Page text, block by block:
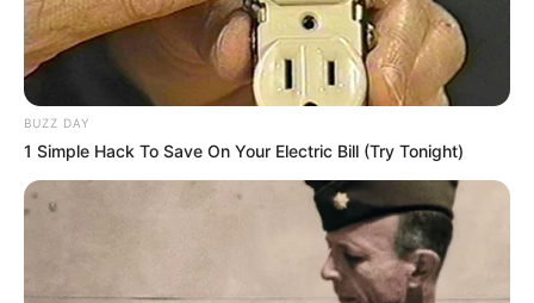
ΔΗΜΟΦΙΛΗ ΑΡΘΡΑ
BUZZ DAY
1 Simple Hack To Save On Your Electric Bill (Try Tonight)